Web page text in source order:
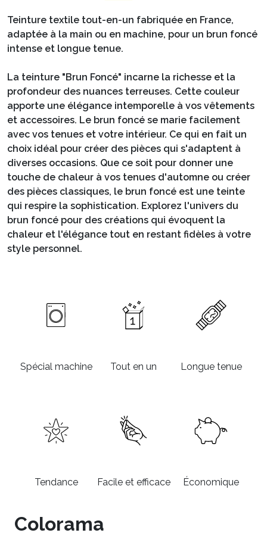
Teinture textile tout-en-un fabriquée en France,
adaptée à la main ou en machine, pour un brun foncé
intense et longue tenue.
La teinture "Brun Foncé" incarne la richesse et la
profondeur des nuances terreuses. Cette couleur
apporte une élégance intemporelle à vos vêtements
et accessoires. Le brun foncé se marie facilement
avec vos tenues et votre intérieur. Ce qui en fait un
choix idéal pour créer des pièces qui s'adaptent à
diverses occasions. Que ce soit pour donner une
touche de chaleur à vos tenues d'automne ou créer
des pièces classiques, le brun foncé est une teinte
qui respire la sophistication. Explorez l'univers du
brun foncé pour des créations qui évoquent la
chaleur et l'élégance tout en restant fidèles à votre
style personnel.
Spécial machine Tout en un Longue tenue
Tendance Facile et efficace Économique
Colorama